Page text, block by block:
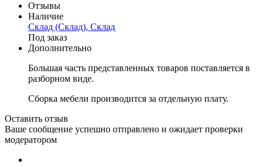
Отзывы
Наличие
Склад (Склад), Склад
Под заказ
Дополнительно
Большая часть представленных товаров поставляется в
разборном виде.
Сборка мебели производится за отдельную плату.
Оставить отзыв
Ваше сообщение успешно отправлено и ожидает проверки
модератором